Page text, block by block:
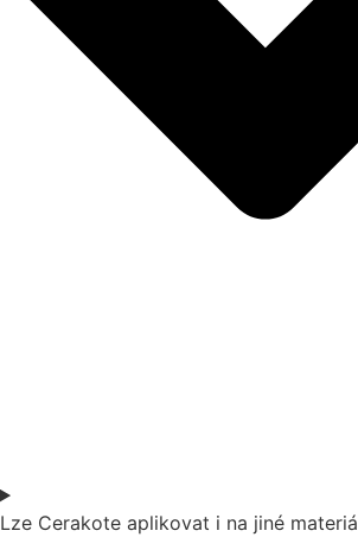
Lze Cerakote aplikovat i na jiné